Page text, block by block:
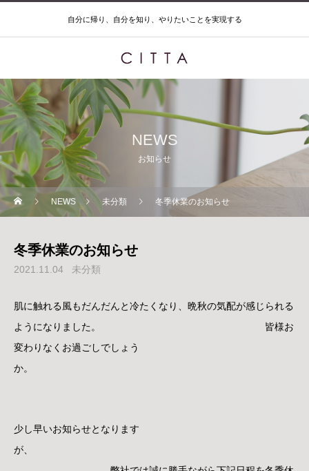
自分に帰り、自分を知り、やりたいことを実現する
NEWS
お知らせ
NEWS 未分類 冬季休業のお知らせ
冬季休業のお知らせ
2021.11.04 未分類
肌に触れる風もだんだんと冷たくなり、晩秋の気配が感じられる
ようになりました。 皆様お
変わりなくお過ごしでしょう
か。
少し早いお知らせとなります
が、